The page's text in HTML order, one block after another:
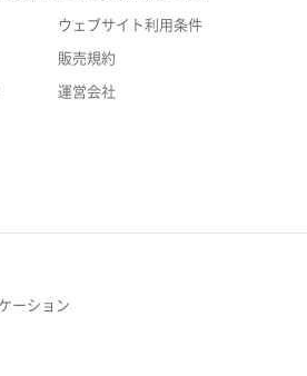
ウェブサイト利用条件
販売規約
運営会社
ーション